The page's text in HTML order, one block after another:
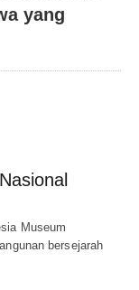
yang
Museum
bersejarah